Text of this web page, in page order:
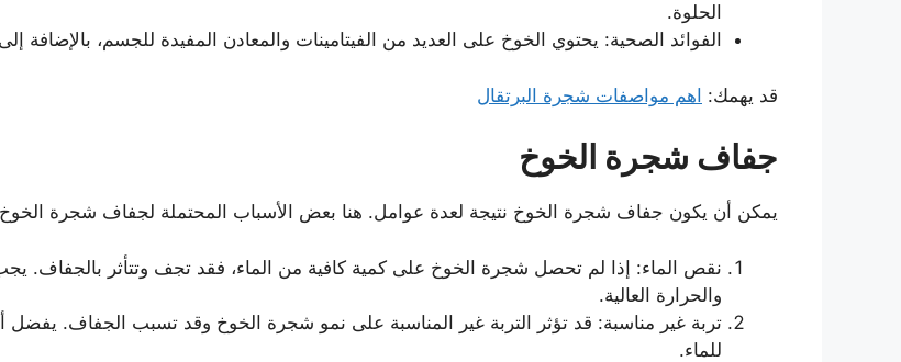
الحلوة.
الفوائد الصحية: يحتوي الخوخ على العديد من الفيتامينات والمعادن المفيدة للجسم، بالإضافة
قد يهمك: اهم مواصفات شجرة البرتقال
جفاف شجرة الخوخ
يمكن أن يكون جفاف شجرة الخوخ نتيجة لعدة عوامل. هنا بعض الأسباب المحتملة لجفاف شجرة
نقص الماء: إذا لم تحصل شجرة الخوخ على كمية كافية من الماء، فقد تجف وتتأثر بالجفاف.
والحرارة العالية.
تربة غير مناسبة: قد تؤثر التربة غير المناسبة على نمو شجرة الخوخ وقد تسبب الجفاف. يفضل
للماء.